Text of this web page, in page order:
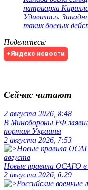
патриарха
Удивились:
таких боевых
Поделитесь:
+Яндекс новости
Сейчас читают
2 августа 2026, 8:48
В Минобороны РФ
портам Украины
2 августа 2026, 7:53
Новые правила ОСАГО в
2 августа 2026, 6:29